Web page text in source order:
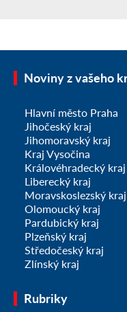
Noviny z vašeho
Hlavní město Praha
Jihočeský kraj
Jihomoravský kraj
Kraj Vysočina
Královéhradecký kraj
Liberecký kraj
Moravskoslezský kraj
Olomoucký kraj
Pardubický kraj
Plzeňský kraj
Středočeský kraj
Zlínský kraj
Rubriky